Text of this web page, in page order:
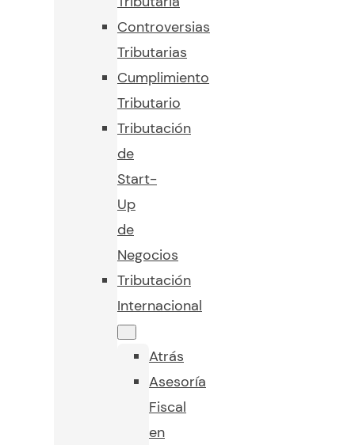
Controversias
Tributarias
Cumplimiento
Tributario
Tributación
de
Start-
Up
de
Negocios
Tributación
Internacional
Atrás
Asesoría
Fiscal
en